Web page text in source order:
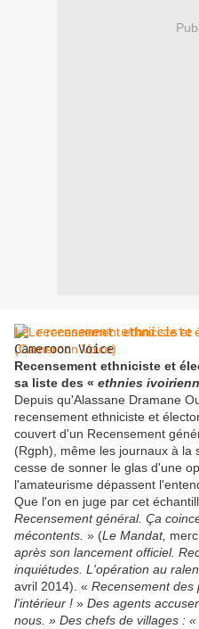
Le recensement
Cameroon Voice
Recensement ethniciste et
sa liste des « ethnies
Depuis qu'Alassane Dramane
recensement ethniciste et
couvert d'un Recensement
(Rgph), même les journaux à la
cesse de sonner le glas d'une
l'amateurisme dépassent
Que l'on en juge par cet
Recensement général. Ça
mécontents. » (Le Mandat,
après son lancement officiel.
inquiétudes. L'opération au
avril 2014). « Recensement des
l'intérieur ! » Des agents
nous. » Des chefs de villages :